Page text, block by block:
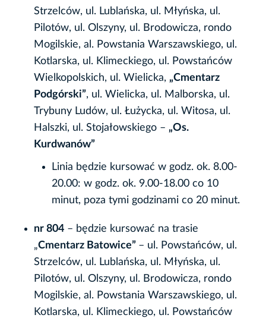
Strzelców, ul. Lublańska, ul. Młyńska, ul.
Pilotów, ul. Olszyny, ul. Brodowicza, rondo
Mogilskie, al. Powstania Warszawskiego, ul.
Kotlarska, ul. Klimeckiego, ul. Powstańców
Wielkopolskich, ul. Wielicka, „Cmentarz
Podgórski”, ul. Wielicka, ul. Malborska, ul.
Trybuny Ludów, ul. Łużycka, ul. Witosa, ul.
Halszki, ul. Stojałowskiego – „Os.
Kurdwanów”
Linia będzie kursować w godz. ok. 8.00-
20.00: w godz. ok. 9.00-18.00 co 10
minut, poza tymi godzinami co 20 minut.
nr 804 – będzie kursować na trasie
„Cmentarz Batowice” – ul. Powstańców, ul.
Strzelców, ul. Lublańska, ul. Młyńska, ul.
Pilotów, ul. Olszyny, ul. Brodowicza, rondo
Mogilskie, al. Powstania Warszawskiego, ul.
Kotlarska, ul. Klimeckiego, ul. Powstańców